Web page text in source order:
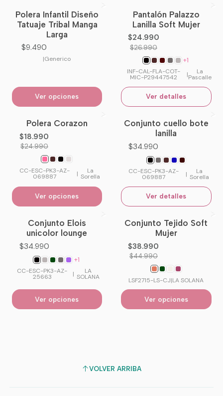
Polera Infantil Diseño
Tatuaje Tribal Manga
Larga
$9.490
|Generico
Ver opciones
-7%OFF
No disponible
Pantalón Palazzo
Lanilla Soft Mujer
$24.990
$26.990
+1
INF-CAL-FLA-COT-
MIC-P29447542 | La
Pascalle
Ver detalles
-24%OFF
Polera Corazon
$18.990
$24.990
CC-ESC-PK3-AZ-
069887 | La
Sorella
Ver opciones
No disponible
Conjunto cuello bote
lanilla
$34.990
CC-ESC-PK3-AZ-
069887 | La
Sorella
Ver detalles
Conjunto Elois
unicolor lounge
$34.990
+1
CC-ESC-PK3-AZ-
25663 | LA
SOLANA
Ver opciones
-13%OFF
Conjunto Tejido Soft
Mujer
$38.990
$44.990
LSF2715-LS-CJ|LA SOLANA
Ver opciones
VOLVER ARRIBA